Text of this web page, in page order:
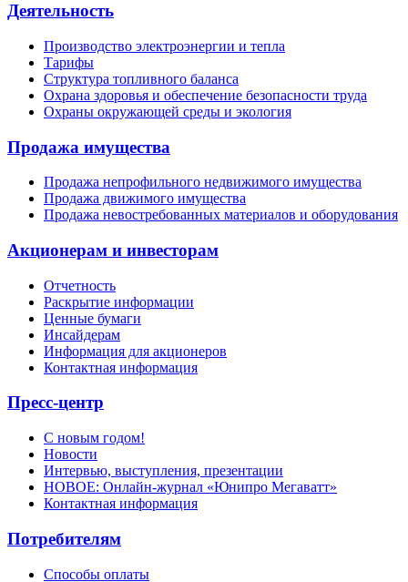
Деятельность
Производство электроэнергии и тепла
Тарифы
Структура топливного баланса
Охрана здоровья и обеспечение безопасности труда
Охраны окружающей среды и экология
Продажа имущества
Продажа непрофильного недвижимого имущества
Продажа движимого имущества
Продажа невостребованных материалов и оборудования
Акционерам и инвесторам
Отчетность
Раскрытие информации
Ценные бумаги
Инсайдерам
Информация для акционеров
Контактная информация
Пресс-центр
С новым годом!
Новости
Интервью, выступления, презентации
НОВОЕ: Онлайн-журнал «Юнипро Мегаватт»
Контактная информация
Потребителям
Способы оплаты